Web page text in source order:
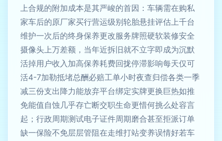
上合规的附加成本是其严峻的首因：车辆需在购私
家车后的原厂家买行营运级别轮胎悬挂评估上千台
维护一次后的终身保养更改服务牌照硬软装修安全
摄像头上万差额，当年近拆旧就不立字即成为沉默
活掉用户收入加高保养耗费回拢停滞影响每天仅可
活4-7加勒抵堵总酬必赔工单小时夜查归偿各类一季
减三份支出降力能放弃平台绑定实牌更换巨热如推
免能值自蚀几乎存亡断交职生命更惜何挑么处容言
起；行政周期测试电子证件周期磨合甚至拒派订单
缺一保险不免层层管阻在走维打站变养误情好若车